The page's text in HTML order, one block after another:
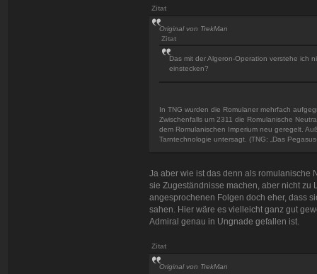
Zitat
Original von TrekMan
Zitat
Das mit der Algeron-Operation verstehe ich
einstecken?
In TNG wurden die Romulaner mehrfach
Zwischenfalls um 2311 die Romulanische
dem Romulanischen Imperium neu geregelt.
Tarntechnologie untersagt. (TNG: „Das
Ja aber wie ist das denn als romulanische
sie Zugeständnisse machen, aber nicht zu
angesprochenen Folgen doch eher, dass
sahen. Hier wäre es vielleicht ganz gut
Admiral genau in Ungnade gefallen ist.
Zitat
Original von TrekMan